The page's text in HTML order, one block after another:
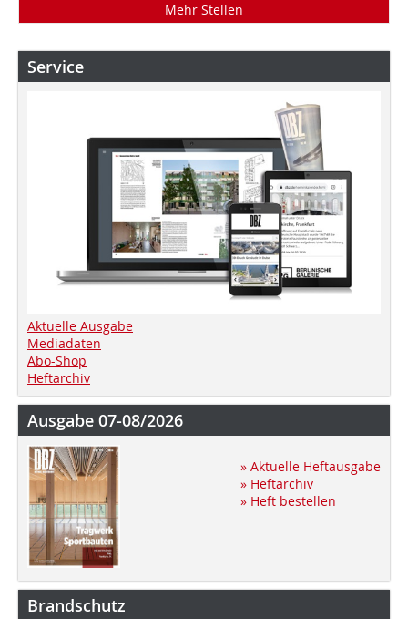
Mehr Stellen
Service
Aktuelle Ausgabe
Mediadaten
Abo-Shop
Heftarchiv
Ausgabe 07-08/2026
» Aktuelle Heftausgabe
» Heftarchiv
» Heft bestellen
Brandschutz